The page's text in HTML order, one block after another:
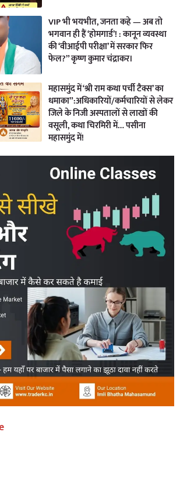
VIP भी भयभीत, जनता कहे — अब तो
भगवान ही हैं ‘होमगार्ड’! : कानून व्यवस्था
की ‘वीआईपी परीक्षा’ में सरकार फिर
फेल?” कृष्ण कुमार चंद्राकर।
महासमुंद में ‘श्री राम कथा पर्ची टैक्स’ का
धमाका”:अधिकारियों/कर्मचारियों से लेकर
जिले के निजी अस्पतालों से लाखों की
वसूली, कथा चिरमिरी में… पसीना
महासमुंद में!